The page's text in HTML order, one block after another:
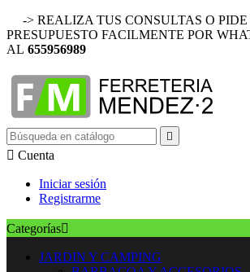
-> REALIZA TUS CONSULTAS O PIDE
PRESUPUESTO FACILMENTE POR
AL 655956989

 Cuenta
Iniciar sesión
Registrarme
Categorías
JARDIN Y CAMPING